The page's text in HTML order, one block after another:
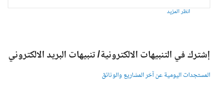
انظر المزيد
إشترك في التنبيهات الالكترونية/ تنبيهات البريد الالكتروني
المستجدات اليومية عن آخر المشاريع والوثائق